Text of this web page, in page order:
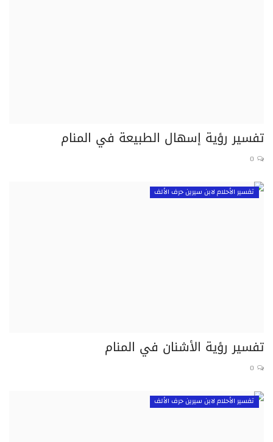
تفسير رؤية إسهال الطبيعة في المنام
0
تفسير الأحلام لابن سيرين حرف الألف
تفسير رؤية الأشنان في المنام
0
تفسير الأحلام لابن سيرين حرف الألف